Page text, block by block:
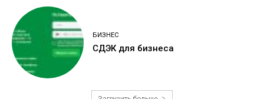
БИЗНЕС
СДЭК для бизнеса